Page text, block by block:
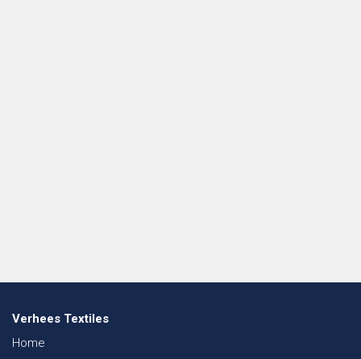
Verhees Textiles
Home